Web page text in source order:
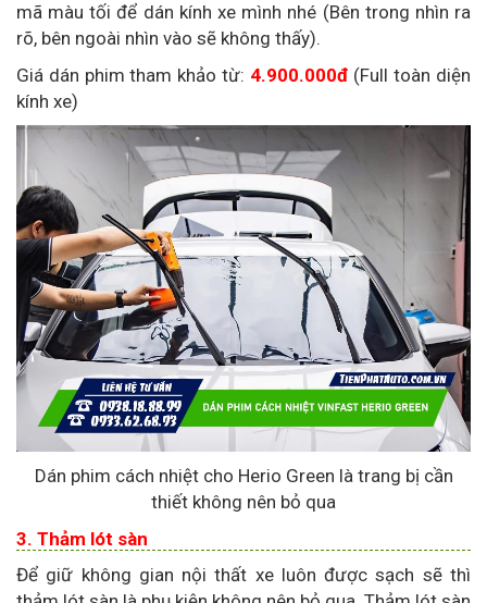
mã màu tối để dán kính xe mình nhé (Bên trong nhìn ra
rõ, bên ngoài nhìn vào sẽ không thấy).
Giá dán phim tham khảo từ: 4.900.000đ (Full toàn diện
kính xe)
Dán phim cách nhiệt cho Herio Green là trang bị cần
thiết không nên bỏ qua
3. Thảm lót sàn
Để giữ không gian nội thất xe luôn được sạch sẽ thì